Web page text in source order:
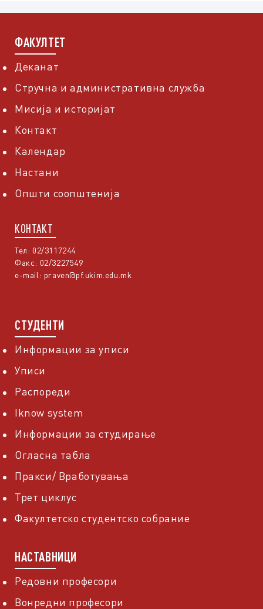
ФАКУЛТЕТ
Деканат
Стручна и административна служба
Мисија и историјат
Контакт
Календар
Настани
Општи соопштенија
КОНТАКТ
Тел: 02/3117244
Факс: 02/3227549
e-mail: praven@pf.ukim.edu.mk
СТУДЕНТИ
Информации за уписи
Уписи
Распореди
Iknow system
Информации за студирање
Огласна табла
Пракси/ Вработувања
Трет циклус
Факултетско студентско собрание
НАСТАВНИЦИ
Редовни професори
Вонредни професори